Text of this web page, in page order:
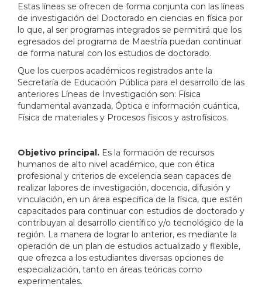
Estas líneas se ofrecen de forma conjunta con las líneas
de investigación del Doctorado en ciencias en física por
lo que, al ser programas integrados se permitirá que los
egresados del programa de Maestría puedan continuar
de forma natural con los estudios de doctorado.
Que los cuerpos académicos registrados ante la
Secretaría de Educación Pública para el desarrollo de las
anteriores Líneas de Investigación son: Física
fundamental avanzada, Óptica e información cuántica,
Física de materiales y Procesos físicos y astrofísicos.
Objetivo principal. Es la formación de recursos
humanos de alto nivel académico, que con ética
profesional y criterios de excelencia sean capaces de
realizar labores de investigación, docencia, difusión y
vinculación, en un área específica de la física, que estén
capacitados para continuar con estudios de doctorado y
contribuyan al desarrollo científico y/o tecnológico de la
región. La manera de lograr lo anterior, es mediante la
operación de un plan de estudios actualizado y flexible,
que ofrezca a los estudiantes diversas opciones de
especialización, tanto en áreas teóricas como
experimentales.